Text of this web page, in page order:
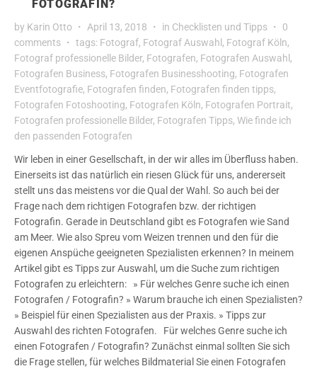
FOTOGRAFIN?
by Karin Otto April 13, 2018 in Checklisten und Tipps
0
comments
tags: Fotograf, Fotograf Auswahl , Fotograf Köln,
Fotograf professionelle Bilder, Fotografen, Fotografen Auswahl ,
Fotografen Business, Fotografen Businesshooting, Fotografen
Eventfotografie, Fotografen finden, Fotografen finden tipps,
Fotografen Fotoshooting, Fotografen Köln, Fotografen Portrait,
Fotografen professionelle Bilder, Fotografen Tipps, Wie finde ich
den passenden Fotografen
Wir leben in einer Gesellschaft, in der wir alles im Überfluss haben.
Einerseits ist das natürlich ein riesen Glück für uns, andererseit
stellt uns das meistens vor die Qual der Wahl. So auch bei der
Frage nach dem richtigen Fotografen bzw. der richtigen
Fotografin. Gerade in Deutschland gibt es Fotografen wie Sand
am Meer. Wie also Spreu vom Weizen trennen und den für die
eigenen Anspüche geeigneten Spezialisten erkennen? In meinem
Artikel gibt es Tipps zur Auswahl, um die Suche zum richtigen
Fotografen zu erleichtern: » Für welches Genre suche ich einen
Fotografen / Fotografin? » Warum brauche ich einen Spezialisten?
» Beispiel für einen Spezialisten aus der Praxis. » Tipps zur
Auswahl des richten Fotografen. Für welches Genre suche ich
einen Fotografen / Fotografin? Zunächst einmal sollten Sie sich
die Frage stellen, für welches Bildmaterial Sie einen Fotografen